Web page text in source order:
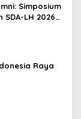
Simposium
LH 2026–
APH
Raya